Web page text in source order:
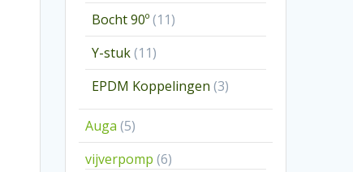
producten
Bocht 90º 1111
producten
Y-stuk 1111
producten
EPDM Koppelingen 33
producten
Auga 55
producten
vijverpomp 66